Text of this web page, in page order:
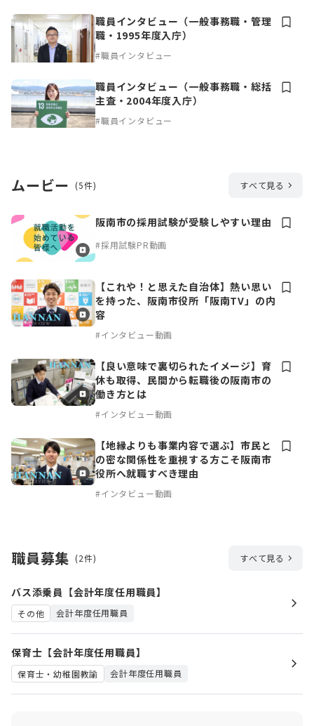
職員インタビュー（一般事務職・管理
職・1995年度入庁）
#職員インタビュー
職員インタビュー（一般事務職・総括
主査・2004年度入庁）
#職員インタビュー
ムービー (5件) すべて見る
阪南市の採用試験が受験しやすい理由
#採用試験PR動画
【これや！と思えた自治体】熱い思い
を持った、阪南市役所「阪南TV」の内
容
#インタビュー動画
【良い意味で裏切られたイメージ】育
休も取得、民間から転職後の阪南市の
働き方とは
#インタビュー動画
【地縁よりも事業内容で選ぶ】市民と
の密な関係性を重視する方こそ阪南市
役所へ就職すべき理由
#インタビュー動画
職員募集 (2件) すべて見る
バス添乗員【会計年度任用職員】
その他 会計年度任用職員
保育士【会計年度任用職員】
保育士・幼稚園教諭 会計年度任用職員